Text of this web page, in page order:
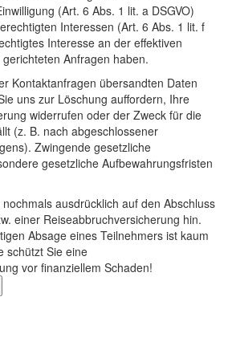
(Art. 6 Abs. 1 lit. a DSGVO)
Interessen (Art. 6 Abs. 1 lit. f
Interesse an der effektiven
Anfragen haben.
Kontaktanfragen übersandten Daten
uns zur Löschung auffordern, Ihre
widerrufen oder der Zweck für die
(z. B. nach abgeschlossener
Zwingende gesetzliche
gesetzliche Aufbewahrungsfristen
ausdrücklich auf den Abschluss
einer Reiseabbruchversicherung hin.
Absage eines Teilnehmers ist kaum
schützt Sie eine
vor finanziellem Schaden!